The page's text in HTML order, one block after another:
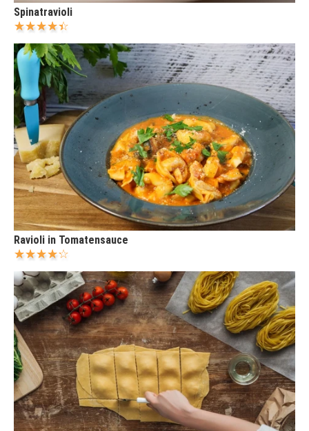
Spinatravioli
Ravioli in Tomatensauce